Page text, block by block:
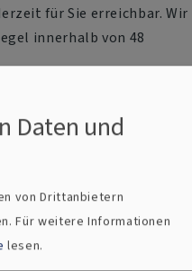
für Sie erreichbar. Wir
innerhalb von 48
ist die Anlaufstelle für alle
Daten und
von Drittanbietern
Für weitere Informationen
lesen.